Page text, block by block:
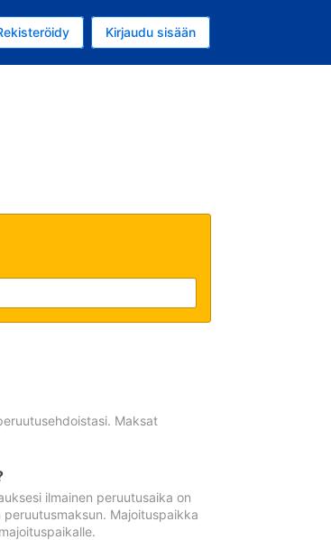
Kirjaudu sisään
Maksat
ilmainen peruutusaika on
Majoituspaikka